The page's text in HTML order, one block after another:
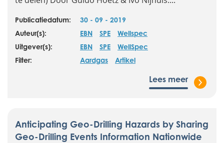
Publicatiedatum:
30 - 09 - 2019
Auteur(s):
EBN SPE
Wellspec
Uitgever(s):
EBN SPE
WellSpec
Filter:
Aardgas Artikel
Lees meer
Anticipating Geo-Drilling Hazards by Sharing
Geo-Drilling Events Information Nationwide